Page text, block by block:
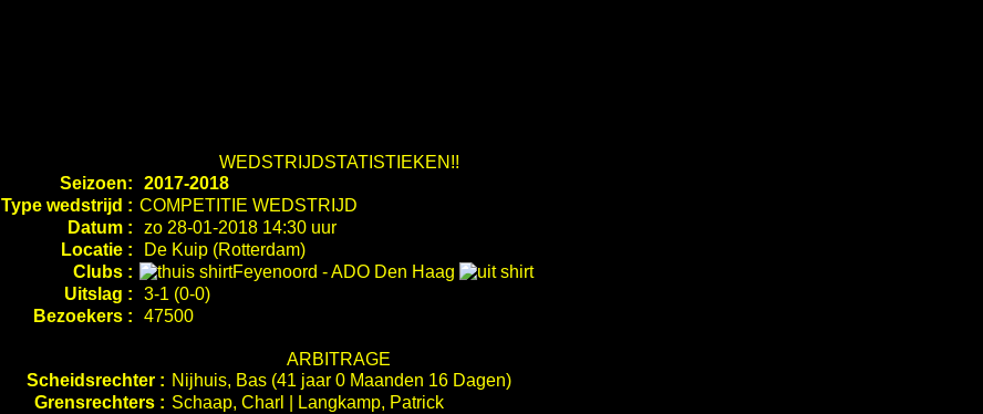
WEDSTRIJDSTATISTIEKEN!!
Seizoen:
2017-2018
Type wedstrijd : COMPETITIE WEDSTRIJD
Datum :
zo 28-01-2018 14:30 uur
Locatie :
De Kuip (Rotterdam)
Clubs :
Feyenoord -ADO Den Haag
Uitslag :
3-1 (0-0)
Bezoekers :
47500
ARBITRAGE
Scheidsrechter : Nijhuis, Bas (41 jaar 0 Maanden 16 Dagen)
Grensrechters : Schaap, Charl | Langkamp, Patrick